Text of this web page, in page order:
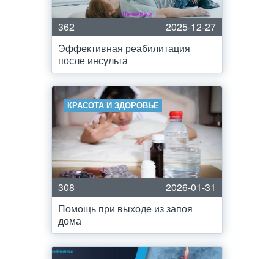
362
2025-12-27
Эффективная реабилитация
после инсульта
КРАСОТА И ЗДОРОВЬЕ
308
2026-01-31
Помощь при выходе из запоя
дома